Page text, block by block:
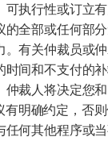
可执行性或订立
的全部或任何部
。有关仲裁员或
时间和不支付的
仲裁人将决定您和
有明确约定，否
任何其他程序或